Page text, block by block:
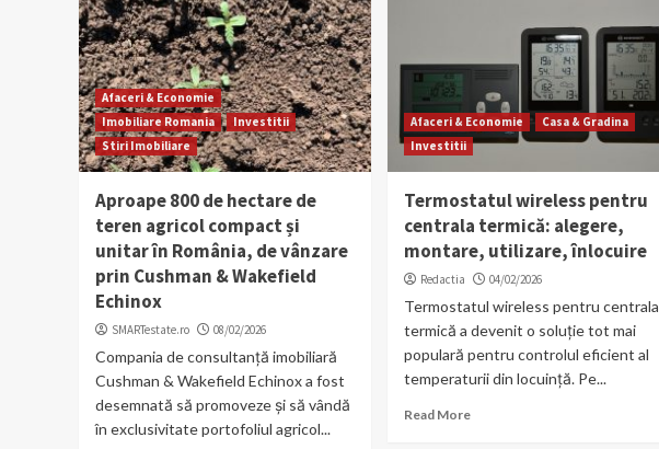
Afaceri & Economie
Imobiliare Romania
Investitii
Stiri Imobiliare
Aproape 800 de hectare de
teren agricol compact și
unitar în România, de vânzare
prin Cushman & Wakefield
Echinox
SMARTestate.ro 08/02/2026
Compania de consultanță imobiliară
Cushman & Wakefield Echinox a fost
desemnată să promoveze și să vândă
în exclusivitate portofoliul agricol...
Afaceri & Economie
Casa & Gradina
Investitii
Termostatul wireless pentru
centrala termică: alegere,
montare, utilizare, înlocuire
Redactia 04/02/2026
Termostatul wireless pentru centrala
termică a devenit o soluție tot mai
populară pentru controlul eficient al
temperaturii din locuință. Pe...
Read More